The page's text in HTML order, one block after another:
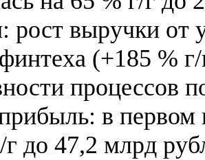
рост выручки от
(+185 %
процессов
в первом
г до 47,2 млрд